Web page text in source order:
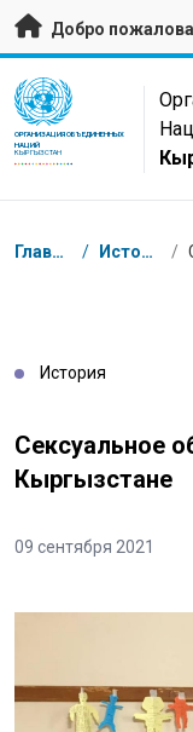
Перейти к
Добро
UN Logo
ОРГАНИЗАЦИЯ ОБЪЕДИНЕННЫХ
НАЦИЙ
КЫРГЫЗСТАН
Навигационная
Главная / Истории /
История
Сексуальное
Кыргызстане
09 сентября 2021